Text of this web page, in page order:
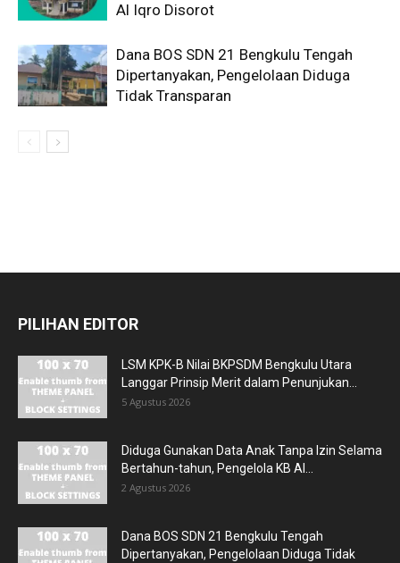
Al Iqro Disorot
Dana BOS SDN 21 Bengkulu Tengah
Dipertanyakan, Pengelolaan Diduga
Tidak Transparan
PILIHAN EDITOR
LSM KPK-B Nilai BKPSDM Bengkulu Utara
Langgar Prinsip Merit dalam Penunjukan...
5 Agustus 2026
Diduga Gunakan Data Anak Tanpa Izin Selama
Bertahun-tahun, Pengelola KB Al...
2 Agustus 2026
Dana BOS SDN 21 Bengkulu Tengah
Dipertanyakan, Pengelolaan Diduga Tidak